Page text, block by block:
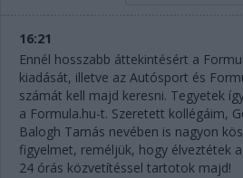
16:21
Ennél hosszabb áttekintésért a
kiadását, illetve az Autósport és
számát kell majd keresni. Tegyetek
a Formula.hu-t. Szeretett kollégáim,
Balogh Tamás nevében is nagyon
figyelmet, reméljük, hogy élveztétek
24 órás közvetítéssel tartotok majd!